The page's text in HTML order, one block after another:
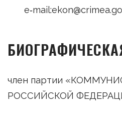
член партии
РОССИЙСКОЙ